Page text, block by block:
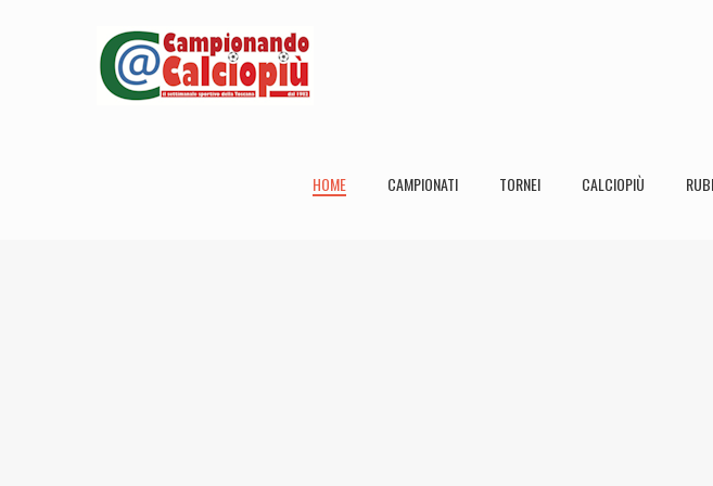
HOME CAMPIONATI TORNEI CALCIOPIÙ